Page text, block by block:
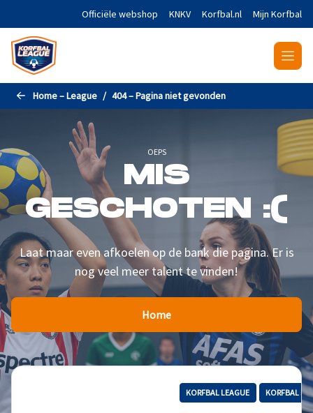
Naar de hoofdinhoud gaanOfficiële webshop KNKV Korfbal.nl Mijn Korfbal
Home – League 404 – Pagina niet gevonden
OEPS
MIS
GESCHOTEN :(
Laat maar even afkoelen op de bank die pagina. Er is
nog veel meer talent te vinden!
Home
KORFBAL LEAGUE KORFBAL